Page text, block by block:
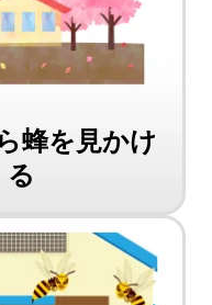
蜂を見かけ
る